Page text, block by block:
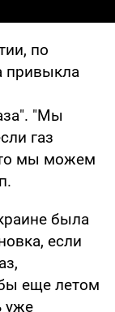
по
привыкла
"Мы
газ
то мы можем
была
если
еще летом
уже